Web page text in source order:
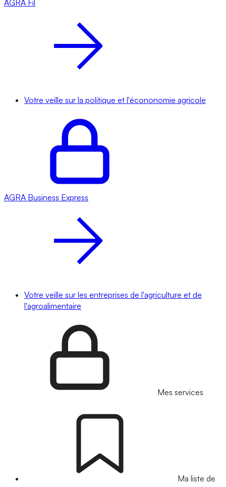
AGRA Fil
Votre veille sur la politique et l'écononomie agricole
AGRA Business Express
Votre veille sur les entreprises de l'agriculture et de
l'agroalimentaire
Mes services
Ma liste de